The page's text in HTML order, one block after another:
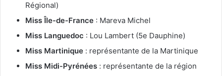
Régional)
Miss Île-de-France : Mareva Michel
Miss Languedoc : Lou Lambert (5e Dauphine)
Miss Martinique : représentante de la Martinique
Miss Midi-Pyrénées : représentante de la région